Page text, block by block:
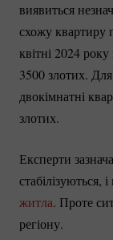
виявиться
схожу квартиру
квітні 2024
3500 злотих.
двокімнатні
злотих.
Експерти
стабілізуються,
житла. Проте
регіону.